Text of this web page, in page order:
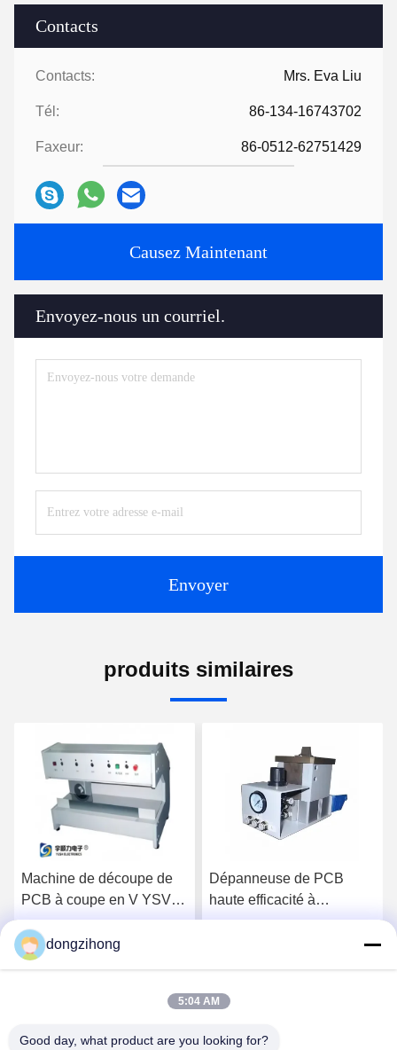
Contacts
Contacts: Mrs. Eva Liu
Tél: 86-134-16743702
Faxeur: 86-0512-62751429
Causez Maintenant
Envoyez-nous un courriel.
Envoyer
produits similaires
Machine de découpe de
PCB à coupe en V YSV-
1A avec vitesse réglable
et plateforme en acier
inoxydable pour la
Dépanneuse de PCB
haute efficacité à
propulsion pneumatique
dongzihong
5:04 AM
Good day, what product are you looking for?